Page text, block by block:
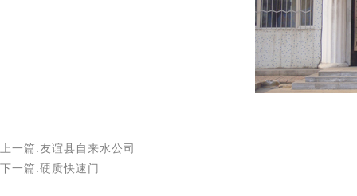
上一篇:友谊县自来水公司
下一篇:硬质快速门